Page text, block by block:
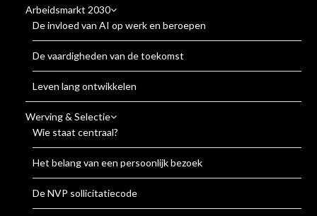
Arbeidsmarkt 2030
De invloed van AI op werk en beroepen
De vaardigheden van de toekomst
Leven lang ontwikkelen
Werving & Selectie
Wie staat centraal?
Het belang van een persoonlijk bezoek
De NVP sollicitatiecode